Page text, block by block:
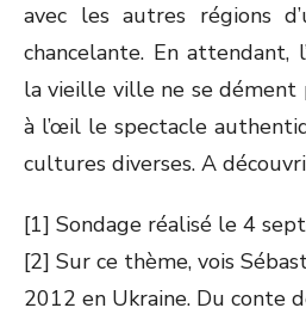
avec les autres régions
chancelante. En attendant,
la vieille ville ne se dément
à l’œil le spectacle
cultures diverses. A
[1] Sondage réalisé le 4
[2] Sur ce thème, vois
2012 en Ukraine. Du conte